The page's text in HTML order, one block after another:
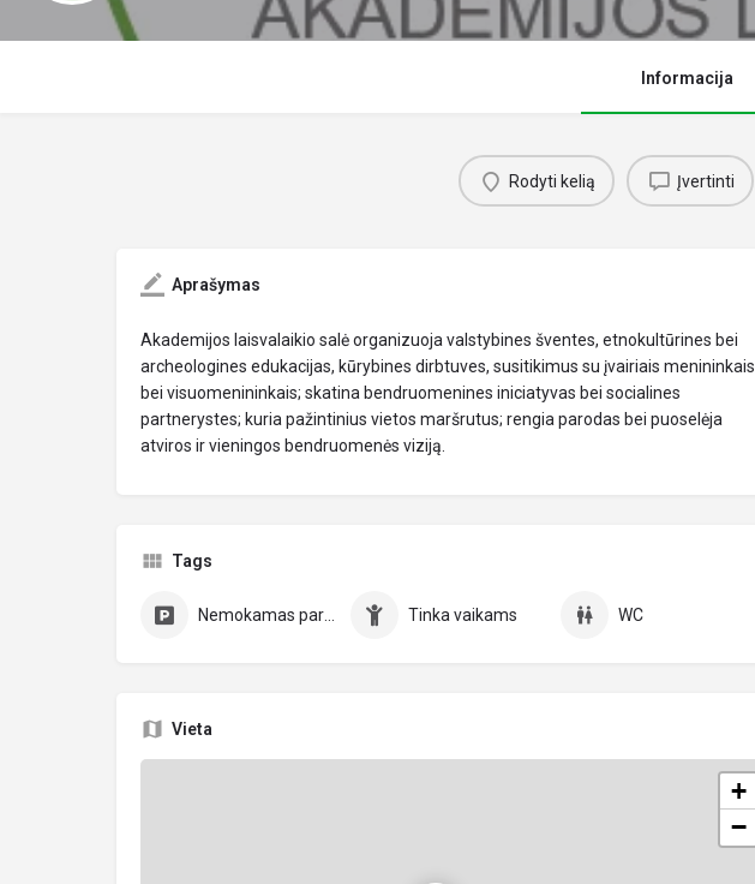
Informacija
Rodyti kelią Įvertinti
Aprašymas
Akademijos laisvalaikio salė organizuoja valstybines šventes, etnokultūrines bei
archeologines edukacijas, kūrybines dirbtuves, susitikimus su įvairiais menininkais
bei visuomenininkais; skatina bendruomenines iniciatyvas bei socialines
partnerystes; kuria pažintinius vietos maršrutus; rengia parodas bei puoselėja
atviros ir vieningos bendruomenės viziją.
Tags
Nemokamas parkavimas Tinka vaikams WC
Vieta
+
−